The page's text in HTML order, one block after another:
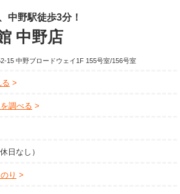
中野駅徒歩3分！
中野店
15 中野ブロードウェイ1F 155号室/156号室
調べる
日なし）
り